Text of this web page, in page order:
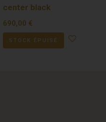
center black
690,00 €
STOCK ÉPUISÉ